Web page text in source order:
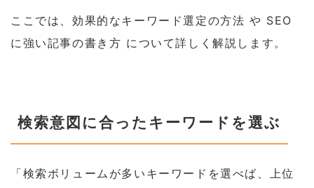
ここでは、効果的なキーワード選定の方法 や SEO
に強い記事の書き方 について詳しく解説します。
検索意図に合ったキーワードを選ぶ
「検索ボリュームが多いキーワードを選べば、上位